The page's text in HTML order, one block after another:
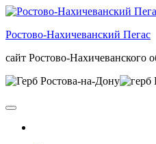
Skip
the
Ростово-Нахичеванский Пегас
сайт Ростово-Нахичеванского